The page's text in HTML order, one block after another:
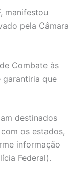
manifestou
pela Câmara
Combate às
garantiria que
destinados
os estados,
informação
Federal).